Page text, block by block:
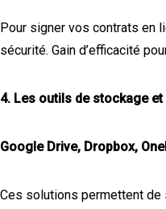
Pour signer vos contrats en
sécurité. Gain d’efficacité
4. Les outils de stockage
Google Drive, Dropbox,
Ces solutions permettent